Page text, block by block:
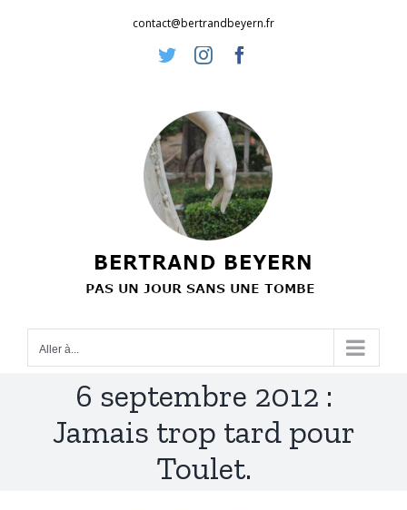
contact@bertrandbeyern.fr
TwitterInstagram
Aller à...
6 septembre 2012 :
Jamais trop tard pour
Toulet.